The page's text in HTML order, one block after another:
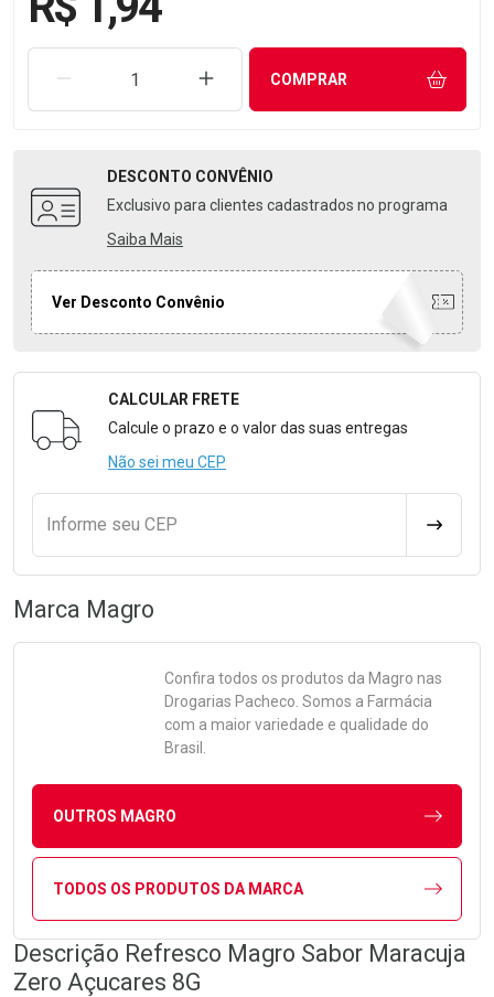
REMOVER UMA UNIDADEAUMENTAR UMA UNIDADE
COMPRAR
DESCONTO CONVÊNIO
Exclusivo para clientes cadastrados no programa
Saiba Mais
Ver Desconto Convênio
Formulário para Calcular o Frete
CALCULAR FRETE
Calcule o prazo e o valor das suas entregas
Não sei meu CEP
Informe seu CEP
Marca Magro
Confira todos os produtos da Magro nas
Drogarias Pacheco. Somos a Farmácia
com a maior variedade e qualidade do
Brasil.
OUTROS MAGRO
TODOS OS PRODUTOS DA MARCA
Descrição Refresco Magro Sabor Maracuja
Zero Açucares 8G